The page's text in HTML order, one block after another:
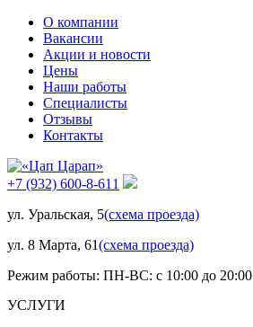
О компании
Вакансии
Акции и новости
Цены
Наши работы
Специалисты
Отзывы
Контакты
+7 (932) 600-8-611
ул. Уральская, 5(схема проезда)
ул. 8 Марта, 61(схема проезда)
Режим работы: ПН-ВС: с 10:00 до 20:00
УСЛУГИ